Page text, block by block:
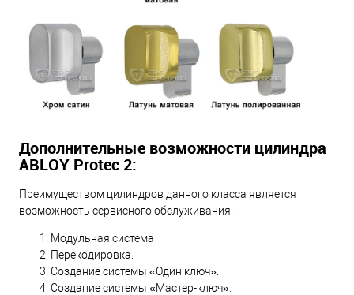
Дополнительные возможности цилиндра
ABLOY Protec 2:
Преимуществом цилиндров данного класса является
возможность сервисного обслуживания.
Модульная система
Перекодировка.
Создание системы «Один ключ».
Создание системы «Мастер-ключ».